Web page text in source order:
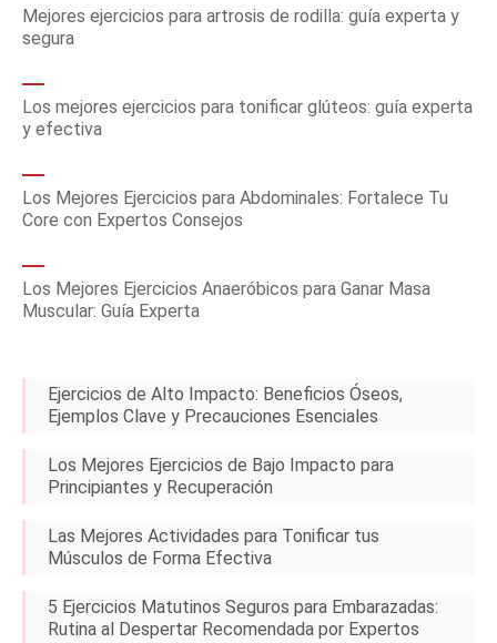
Mejores ejercicios para artrosis de rodilla: guía experta y
segura
Los mejores ejercicios para tonificar glúteos: guía experta
y efectiva
Los Mejores Ejercicios para Abdominales: Fortalece Tu
Core con Expertos Consejos
Los Mejores Ejercicios Anaeróbicos para Ganar Masa
Muscular: Guía Experta
Ejercicios de Alto Impacto: Beneficios Óseos,
Ejemplos Clave y Precauciones Esenciales
Los Mejores Ejercicios de Bajo Impacto para
Principiantes y Recuperación
Las Mejores Actividades para Tonificar tus
Músculos de Forma Efectiva
5 Ejercicios Matutinos Seguros para Embarazadas:
Rutina al Despertar Recomendada por Expertos